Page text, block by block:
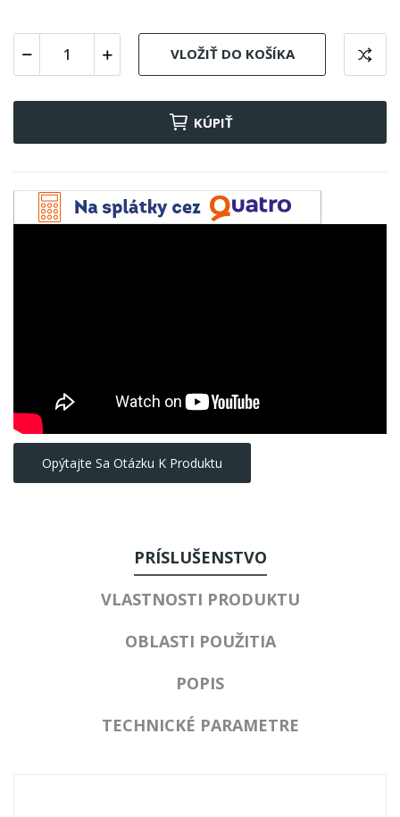
VLOŽIŤ DO KOŠÍKA
KÚPIŤ
Opýtajte Sa Otázku K Produktu
PRÍSLUŠENSTVO
VLASTNOSTI PRODUKTU
OBLASTI POUŽITIA
POPIS
TECHNICKÉ PARAMETRE